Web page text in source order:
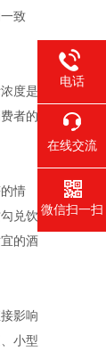
致
度是
者的
情
兑饮
的酒
影响
小型
电话
在线交流
微信扫一扫